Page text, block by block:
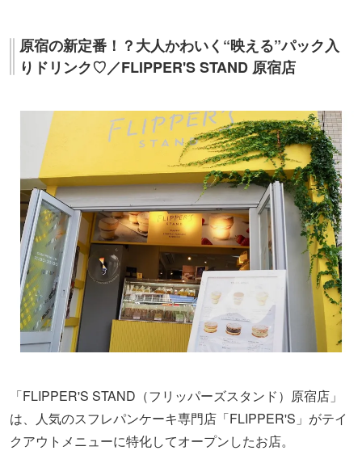
原宿の新定番！？大人かわいく“映える”パック入
りドリンク♡／FLIPPER'S STAND 原宿店
「FLIPPER'S STAND（フリッパーズスタンド）原宿店」
は、人気のスフレパンケーキ専門店「FLIPPER'S」がテイ
クアウトメニューに特化してオープンしたお店。